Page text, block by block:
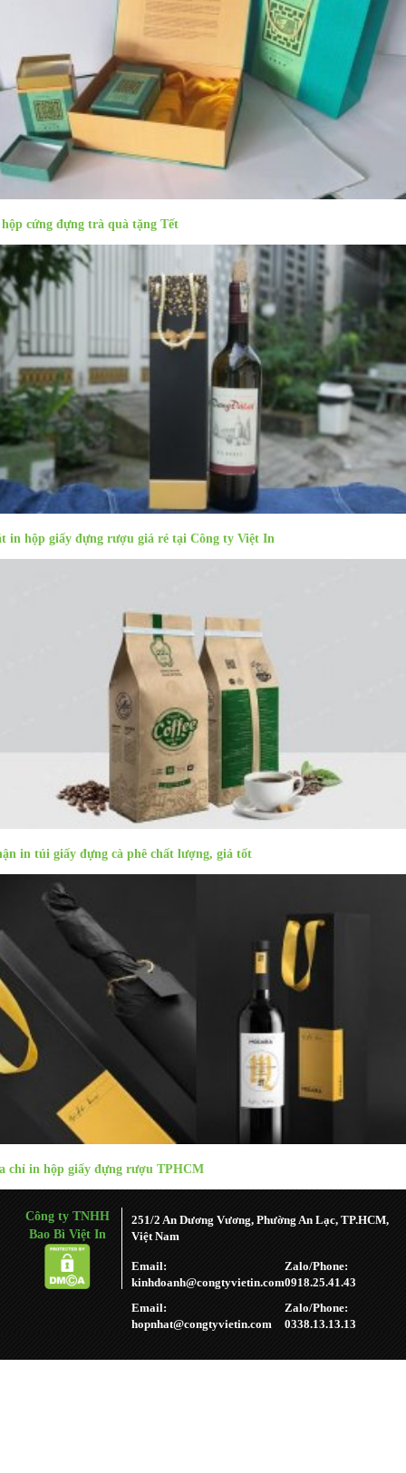
cứng đựng trà quà tặng Tết
in hộp giấy đựng rượu giá rẻ tại Công ty Việt In
in túi giấy đựng cà phê chất lượng, giá tốt
chỉ in hộp giấy đựng rượu TPHCM
Công ty TNHH
Bao Bì Việt In
251/2 An Dương Vương, Phường An Lạc, TP.HCM,
Việt Nam
Email:
kinhdoanh@congtyvietin.com
Email:
hopnhat@congtyvietin.com
Zalo/Phone:
0918.25.41.43
Zalo/Phone:
0338.13.13.13